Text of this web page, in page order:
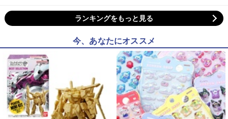
ランキングをもっと見る
今、あなたにオススメ